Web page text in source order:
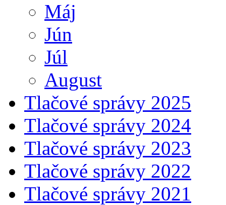
Máj
Jún
Júl
August
Tlačové správy 2025
Tlačové správy 2024
Tlačové správy 2023
Tlačové správy 2022
Tlačové správy 2021